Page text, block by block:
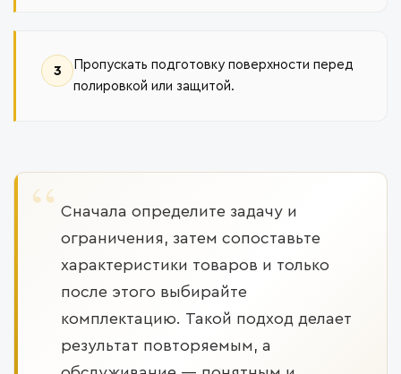
3
Пропускать подготовку поверхности перед
полировкой или защитой.
Сначала определите задачу и
ограничения, затем сопоставьте
характеристики товаров и только
после этого выбирайте
комплектацию. Такой подход делает
результат повторяемым, а